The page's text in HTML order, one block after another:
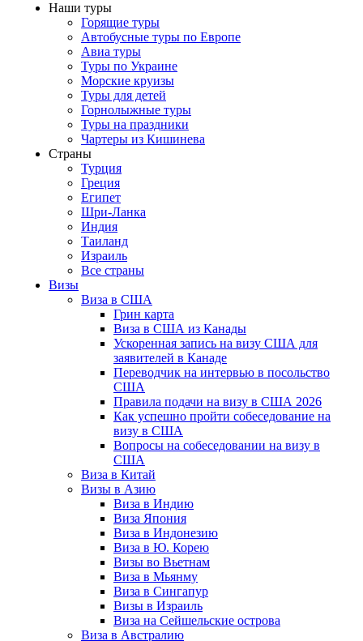
Наши туры
Горящие туры
Автобусные туры по Европе
Авиа туры
Туры по Украине
Морские круизы
Туры для детей
Горнолыжные туры
Туры на праздники
Чартеры из Кишинева
Страны
Турция
Греция
Египет
Шри-Ланка
Индия
Таиланд
Израиль
Все страны
Визы
Виза в США
Грин карта
Виза в США из Канады
Ускоренная запись на визу США для
заявителей в Канаде
Переводчик на интервью в посольство
США
Правила подачи на визу в США 2026
Как успешно пройти собеседование на
визу в США
Вопросы на собеседовании на визу в
США
Виза в Китай
Визы в Азию
Виза в Индию
Виза Япония
Виза в Индонезию
Виза в Ю. Корею
Визы во Вьетнам
Виза в Мьянму
Виза в Сингапур
Визы в Израиль
Виза на Сейшельские острова
Виза в Австралию